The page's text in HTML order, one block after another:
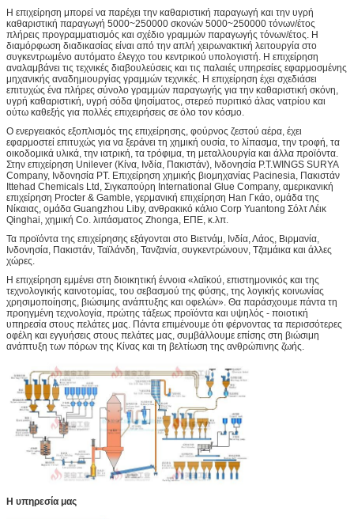
Η επιχείρηση μπορεί να παρέχει την καθαριστική παραγωγή και την υγρή
καθαριστική παραγωγή 5000~250000 σκονών 5000~250000 τόνων/έτος
πλήρεις προγραμματισμός και σχέδιο γραμμών παραγωγής τόνων/έτος. Η
διαμόρφωση διαδικασίας είναι από την απλή χειρωνακτική λειτουργία στο
συγκεντρωμένο αυτόματο έλεγχο του κεντρικού υπολογιστή. Η επιχείρηση
αναλαμβάνει τις τεχνικές διαβουλεύσεις και τις παλαιές υπηρεσίες εφαρμοσμένης
μηχανικής αναδημιουργίας γραμμών τεχνικές. Η επιχείρηση έχει σχεδιάσει
επιτυχώς ένα πλήρες σύνολο γραμμών παραγωγής για την καθαριστική σκόνη,
υγρή καθαριστική, υγρή σόδα ψησίματος, στερεό πυριτικό άλας νατρίου και
ούτω καθεξής για πολλές επιχειρήσεις σε όλο τον κόσμο.
Ο ενεργειακός εξοπλισμός της επιχείρησης, φούρνος ζεστού αέρα, έχει
εφαρμοστεί επιτυχώς για να ξεράνει τη χημική ουσία, το λίπασμα, την τροφή, τα
οικοδομικά υλικά, την ιατρική, τα τρόφιμα, τη μεταλλουργία και άλλα προϊόντα.
Στην επιχείρηση Unilever (Κίνα, Ινδία, Πακιστάν), Ινδονησία P.T.WINGS SURYA
Company, Ινδονησία PT. Επιχείρηση χημικής βιομηχανίας Pacinesia, Πακιστάν
Ittehad Chemicals Ltd, Σιγκαπούρη International Glue Company, αμερικανική
επιχείρηση Procter & Gamble, γερμανική επιχείρηση Han Γκάο, ομάδα της
Νίκαιας, ομάδα Guangzhou Liby, ανθρακικό κάλιο Corp Yuantong Σόλτ Λέικ
Qinghai, χημική Co. λιπάσματος Zhonga, ΕΠΕ, κ.λπ.
Τα προϊόντα της επιχείρησης εξάγονται στο Βιετνάμ, Ινδία, Λάος, Βιρμανία,
Ινδονησία, Πακιστάν, Ταϊλάνδη, Τανζανία, συγκεντρώνουν, Τζαμάικα και άλλες
χώρες.
Η επιχείρηση εμμένει στη διοικητική έννοια «λαϊκού, επιστημονικός και της
τεχνολογικής καινοτομίας, του σεβασμού της φύσης, της λογικής κοινωνίας
χρησιμοποίησης, βιώσιμης ανάπτυξης και οφελών». Θα παράσχουμε πάντα τη
προηγμένη τεχνολογία, πρώτης τάξεως προϊόντα και υψηλός - ποιοτική
υπηρεσία στους πελάτες μας. Πάντα επιμένουμε ότι φέρνοντας τα περισσότερες
οφέλη και εγγυήσεις στους πελάτες μας, συμβάλλουμε επίσης στη βιώσιμη
ανάπτυξη των πόρων της Κίνας και τη βελτίωση της ανθρώπινης ζωής.
Η υπηρεσία μας